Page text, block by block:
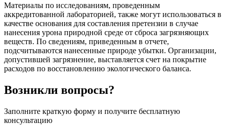
Материалы по исследованиям, проведенным
аккредитованной лабораторией, также могут использоваться в
качестве основания для составления претензии в случае
нанесения урона природной среде от сброса загрязняющих
веществ. По сведениям, приведенным в отчете,
подсчитываются нанесенные природе убытки. Организации,
допустившей загрязнение, выставляется счет на покрытие
расходов по восстановлению экологического баланса.
Возникли вопросы?
Заполните краткую форму и получите бесплатную
консультацию